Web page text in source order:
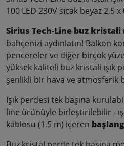
100 LED 230V sıcak beyaz 2,5
Sirius Tech-Line buz kristali
bahçenizi aydınlatın! Balkon
pencereler ve diğer birçok
yüksek kaliteli buz kristali ışık
şenlikli bir hava ve atmosferik
Işık perdesi tek başına
line ürünüyle birleştirilebilir -
kablosu (1,5 m) içeren